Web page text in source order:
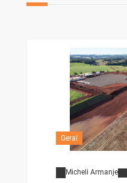
Geral
Micheli Armanje